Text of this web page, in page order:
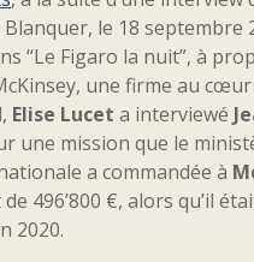
Blanquer, le 18 septembre
“Le Figaro la nuit”, à
une firme au
Elise Lucet a interviewé
une mission que le
a commandée à
496’800 €, alors qu’il
2020.